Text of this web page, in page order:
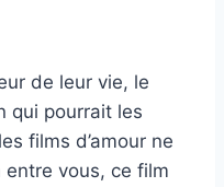
de leur vie, le
qui pourrait les
films d’amour ne
vous, ce film